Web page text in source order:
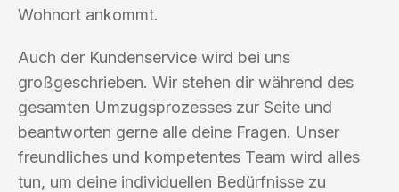
Wohnort ankommt.
Auch der Kundenservice wird bei uns
großgeschrieben. Wir stehen dir während des
gesamten Umzugsprozesses zur Seite und
beantworten gerne alle deine Fragen. Unser
freundliches und kompetentes Team wird alles
tun, um deine individuellen Bedürfnisse zu